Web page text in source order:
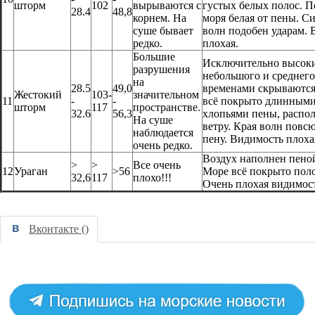
шторм
28.4
102
48,8
вырываются с
корнем. На
суше бывает
редко.
густых белых полос.
моря белая от пены.
волн подобен ударам.
плохая.
11
Жестокий
шторм
28.5
-
32.6
103-
117
49,0
-
56,3
Большие
разрушения
на
значительном
пространстве.
На суше
наблюдается
очень редко.
Исключительно
небольшого и
временами
всё покрыто
хлопьями пены,
ветру. Края волн
пену. Видимость
12Ураган
>
32,6
>
117
>56
Все очень
плохо!!!
Воздух наполнен
Море всё покрыто
Очень плохая
Вконтакте ()